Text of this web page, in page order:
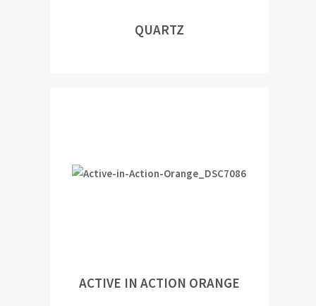
QUARTZ
ACTIVE IN ACTION ORANGE